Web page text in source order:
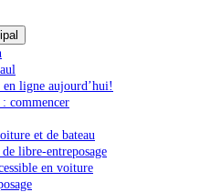
en ligne aujourd’hui!
commencer
et de bateau
libre-entreposage
en voiture